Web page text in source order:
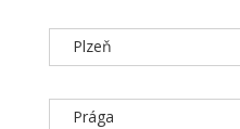
Plzeň
Prága